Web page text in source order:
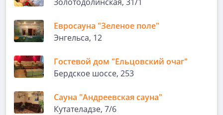
Евросауна "Зеленое поле"
Энгельса, 12
Гостевой дом "Ельцовский очаг"
Бердское шоссе, 253
Сауна "Андреевская сауна"
Кутателадзе, 7/6